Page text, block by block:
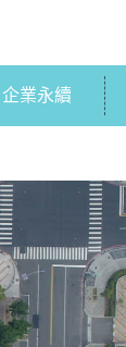
企業永續